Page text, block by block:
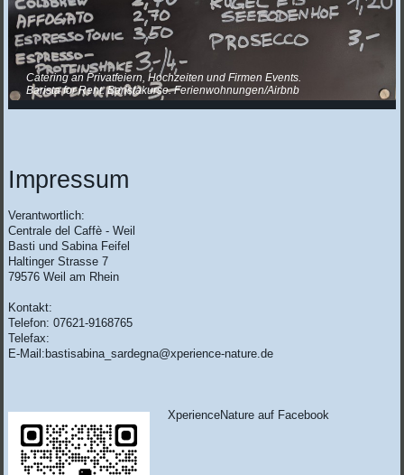
Catering an Privatfeiern, Hochzeiten und Firmen Events.
Barista for Rent. Baristakurse. Ferienwohnungen/Airbnb
Impressum
Verantwortlich:
Centrale del Caffè - Weil
Basti und Sabina Feifel
Haltinger Strasse 7
79576 Weil am Rhein
Kontakt:
Telefon: 07621-9168765
Telefax:
E-Mail: bastisabina_sardegna@xperience-nature.de
XperienceNature auf Facebook